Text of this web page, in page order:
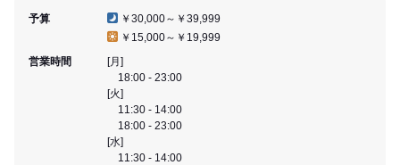
予算
￥30,000～￥39,999
￥15,000～￥19,999
営業時間
[月]
18:00 - 23:00
[火]
11:30 - 14:00
18:00 - 23:00
[水]
11:30 - 14:00